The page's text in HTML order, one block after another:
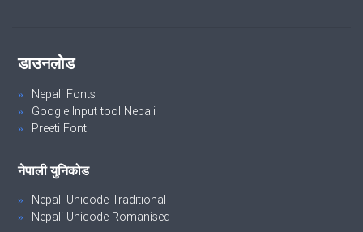
डाउनलोड
Nepali Fonts
Google Input tool Nepali
Preeti Font
नेपाली युनिकोड
Nepali Unicode Traditional
Nepali Unicode Romanised